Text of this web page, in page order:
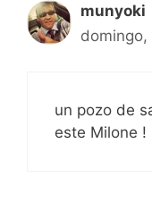
munyoki
un pozo de
este Milone !